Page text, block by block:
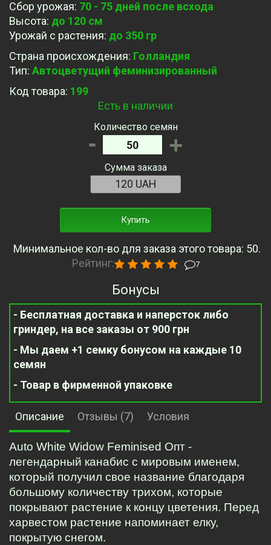
Сбор урожая: 70 - 75 дней после всхода
Высота: до 120 см
Урожай с растения: до 350 гр
Страна происхождения: Голландия
Тип: Автоцветущий феминизированный
Код товара: 199
Есть в наличии
Количество семян
- +
Сумма заказа
Купить
Минимальное кол-во для заказа этого товара: 50.
Рейтинг:
7
Бонусы
- Бесплатная доставка и наперсток либо
гриндер, на все заказы от 900 грн
- Мы даем +1 семку бонусом на каждые 10
семян
- Товар в фирменной упаковке
Описание Отзывы (7) Условия
Auto White Widow Feminised Опт -
легендарный канабис с мировым именем,
который получил свое название благодаря
большому количеству трихом, которые
покрывают растение к концу цветения. Перед
харвестом растение напоминает елку,
покрытую снегом.